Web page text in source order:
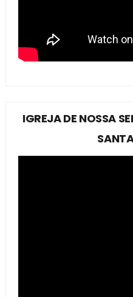
IGREJA DE NOSSA